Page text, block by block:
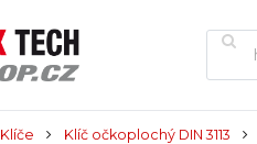
Klíče Klíč očkoplochý DIN 3113